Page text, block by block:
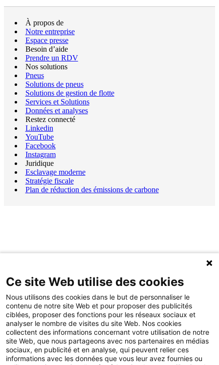
À propos de
Notre entreprise
Espace presse
Besoin d’aide
Prendre un RDV
Nos solutions
Pneus
Solutions de pneus
Solutions de gestion de flotte
Services et Solutions
Données et analyses
Restez connecté
Linkedin
YouTube
Facebook
Instagram
Juridique
Esclavage moderne
Stratégie fiscale
Plan de réduction des émissions de carbone
Ce site Web utilise des cookies
Nous utilisons des cookies dans le but de personnaliser le
contenu de notre site Web et pour proposer des publicités
ciblées, proposer des fonctions pour les réseaux sociaux et
analyser le nombre de visites du site Web. Nos cookies
collectent des informations concernant votre utilisation de notre
site Web, que nous partageons avec nos partenaires en médias
sociaux, en publicité et en analyse, qui peuvent relier ces
informations avec les données que vous leur avez fournies ou